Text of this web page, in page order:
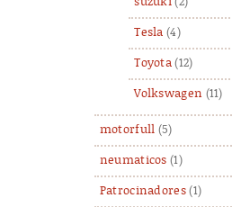
Tesla (4)
Toyota (12)
Volkswagen (11)
motorfull (5)
neumaticos (1)
Patrocinadores(1)